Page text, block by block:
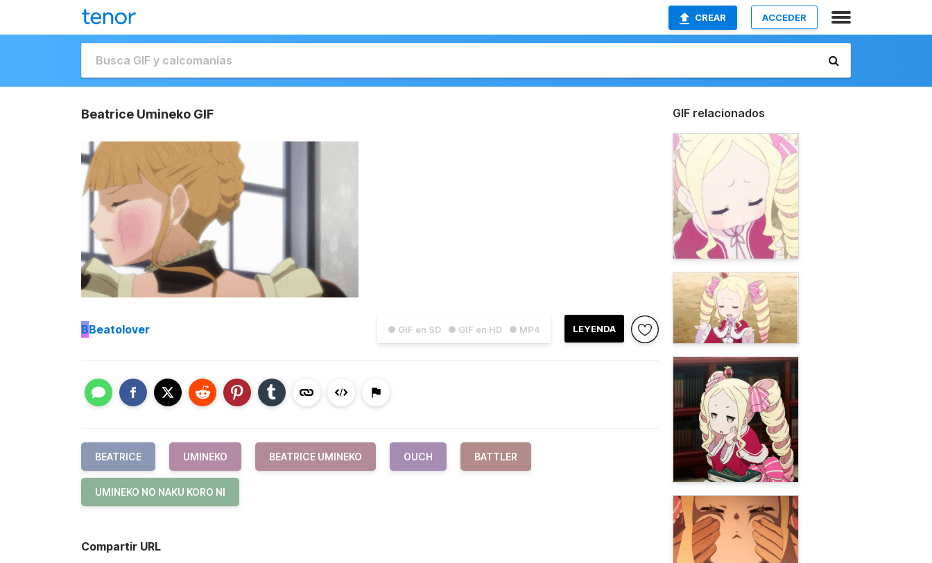
CREAR ACCEDER
Beatrice Umineko GIF
● GIF en SD ● GIF en HD ● MP4 LEYENDA
BBeatolover
BEATRICE UMINEKO BEATRICE UMINEKO OUCH BATTLER
UMINEKO NO NAKU KORO NI
Compartir URL
GIF relacionados